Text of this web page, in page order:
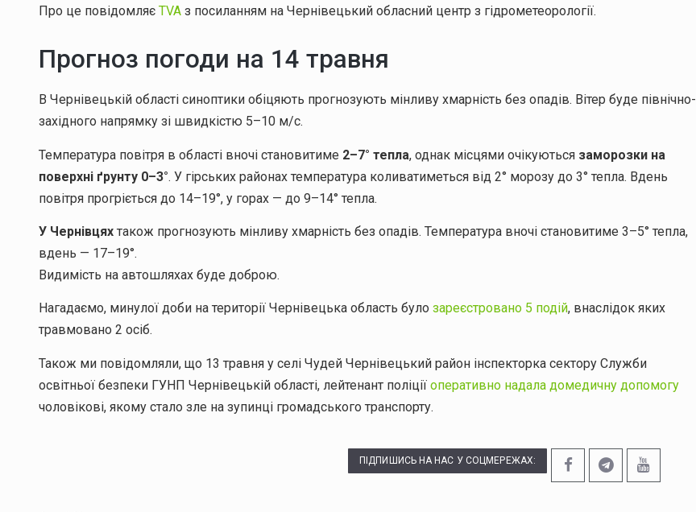
Про це повідомляє TVA з посиланням на Чернівецький обласний центр з гідрометеорології.
Прогноз погоди на 14 травня
В Чернівецькій області синоптики обіцяють прогнозують мінливу хмарність без опадів. Вітер буде північно-
західного напрямку зі швидкістю 5–10 м/с.
Температура повітря в області вночі становитиме 2–7° тепла, однак місцями очікуються заморозки на
поверхні ґрунту 0–3°. У гірських районах температура коливатиметься від 2° морозу до 3° тепла. Вдень
повітря прогріється до 14–19°, у горах — до 9–14° тепла.
У Чернівцях також прогнозують мінливу хмарність без опадів. Температура вночі становитиме 3–5° тепла,
вдень — 17–19°.
Видимість на автошляхах буде доброю.
Нагадаємо, минулої доби на території Чернівецька область було зареєстровано 5 подій, внаслідок яких
травмовано 2 осіб.
Також ми повідомляли, що 13 травня у селі Чудей Чернівецький район інспекторка сектору Служби
освітньої безпеки ГУНП Чернівецькій області, лейтенант поліції оперативно надала домедичну допомогу
чоловікові, якому стало зле на зупинці громадського транспорту.
ПІДПИШИСЬ НА НАС У СОЦМЕРЕЖАХ: